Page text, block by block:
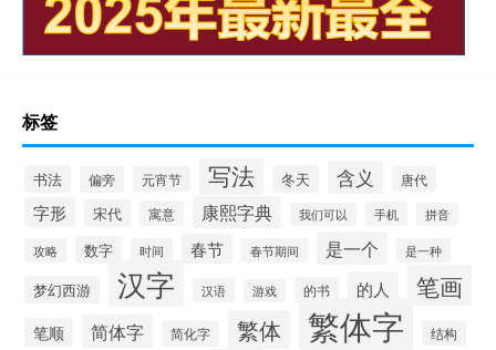
标签
书法 偏旁 元宵节 写法 冬天 含义 唐代
字形 宋代 寓意 康熙字典 我们可以 手机 拼音
攻略 数字 时间 春节 春节期间 是一个 是一种
梦幻西游 汉字 汉语 游戏 的书 的人 笔画
笔顺 简体字 简化字 繁体 繁体字 结构